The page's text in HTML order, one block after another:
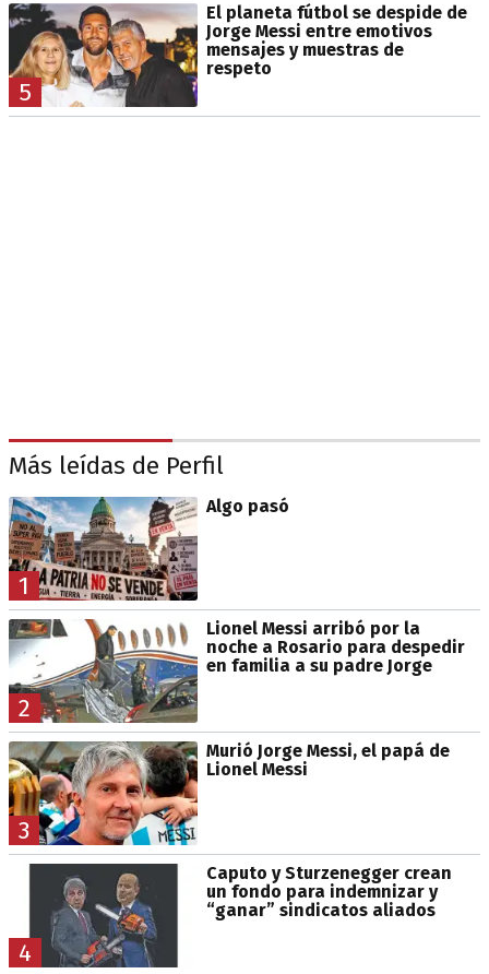
5
El planeta fútbol se despide de
Jorge Messi entre emotivos
mensajes y muestras de
respeto
Más leídas de Perfil
1
Algo pasó
2
Lionel Messi arribó por la
noche a Rosario para despedir
en familia a su padre Jorge
3
Murió Jorge Messi, el papá de
Lionel Messi
4
Caputo y Sturzenegger crean
un fondo para indemnizar y
“ganar” sindicatos aliados